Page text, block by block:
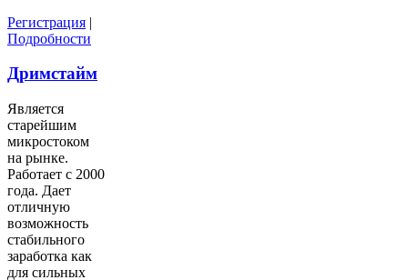
Регистрация |
Подробности
Дримстайм
Является
старейшим
микростоком
на рынке.
Работает с 2000
года. Дает
отличную
возможность
стабильного
заработка как
для сильных